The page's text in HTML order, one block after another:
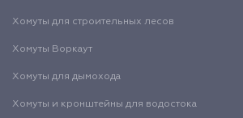
Хомуты для строительных лесов
Хомуты Воркаут
Хомуты для дымохода
Хомуты и кронштейны для водостока